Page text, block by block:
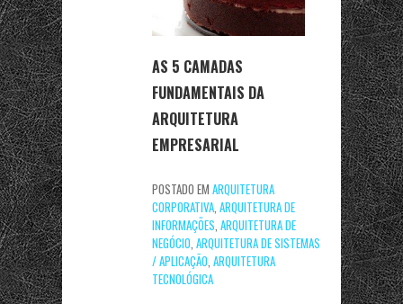
AS 5 CAMADAS
FUNDAMENTAIS DA
ARQUITETURA
EMPRESARIAL
POSTADO EM ARQUITETURA
CORPORATIVA ARQUITETURA DE
INFORMAÇÕES ARQUITETURA DE
NEGÓCIO ARQUITETURA DE SISTEMAS
/ APLICAÇÃO ARQUITETURA
TECNOLÓGICA